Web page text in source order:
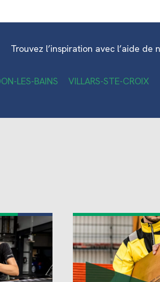
Trouvez l’inspiration avec l’aide de
LES-BAINS VILLARS-STE-CROIX